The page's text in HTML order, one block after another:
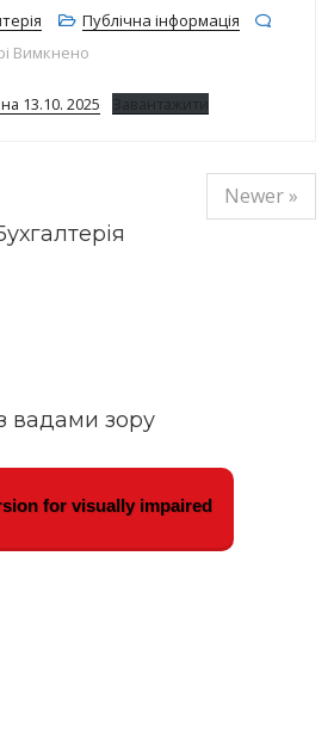
Публічна інформація
Вимкнено
13.10. 2025 Завантажити
Newer »
вадами зору
for visually impaired